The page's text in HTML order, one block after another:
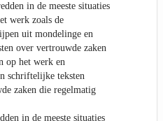
in de meeste situaties
werk zoals de
uit mondelinge en
over vertrouwde zaken
op het werk en
schriftelijke teksten
zaken die regelmatig
in de meeste situaties